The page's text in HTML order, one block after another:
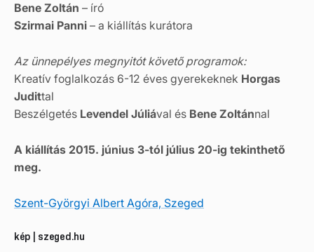
Bene Zoltán – író
Szirmai Panni – a kiállítás kurátora
Az ünnepélyes megnyitót követő programok:
Kreatív foglalkozás 6-12 éves gyerekeknek Horgas
Judittal
Beszélgetés Levendel Júliával és Bene Zoltánnal
A kiállítás 2015. június 3-tól július 20-ig tekinthető
meg.
Szent-Györgyi Albert Agóra, Szeged
kép | szeged.hu